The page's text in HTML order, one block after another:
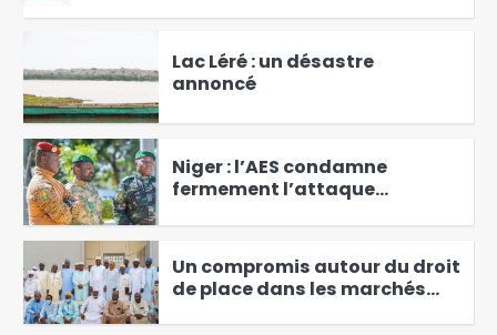
4
Lac Léré : un désastre
annoncé
5
Niger : l’AES condamne
fermement l’attaque
6
Un compromis autour du droit
de place dans les marchés